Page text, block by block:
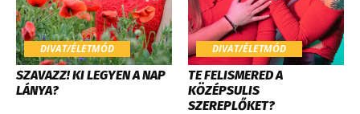
DIVAT/ÉLETMÓD
SZAVAZZ! KI LEGYEN A NAP
LÁNYA?
DIVAT/ÉLETMÓD
TE FELISMERED A
KÖZÉPSULIS
SZEREPLŐKET?